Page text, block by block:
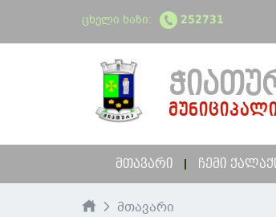
ცხელი ხაზი: 252731
ᲛᲗᲐᲕᲐᲠᲘ ᲩᲔᲛᲘ
მთავარი